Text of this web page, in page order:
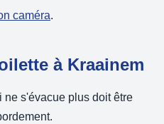
caméra.
à Kraainem
ne s'évacue plus doit être